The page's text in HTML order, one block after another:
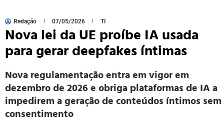
Redação 07/05/2026 TI
Nova lei da UE proíbe IA usada
para gerar deepfakes íntimas
Nova regulamentação entra em vigor em
dezembro de 2026 e obriga plataformas de IA a
impedirem a geração de conteúdos íntimos sem
consentimento